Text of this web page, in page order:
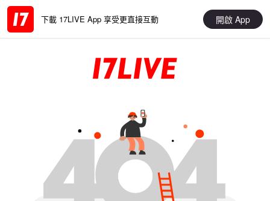
下載 17LIVE App 享受更直接互動 開啟 App